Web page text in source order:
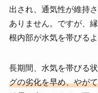
出され、通気性が維持
ありません。ですが、
根内部が水気を帯びるよ
長期間、水気を帯びる
グの劣化を早め、やが